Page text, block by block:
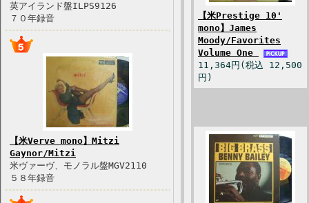
英アイランド盤ILPS9126
７０年録音
【米Verve mono】Mitzi
Gaynor/Mitzi
米ヴァーヴ、モノラル盤MGV2110
５８年録音
【米Prestige 10'
mono】James
Moody/Favorites
Volume One
11,364円(税込 12,500
円)